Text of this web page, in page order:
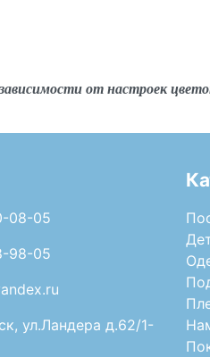
от настроек
08-05
98-05
ул.Ландера д.62/1-